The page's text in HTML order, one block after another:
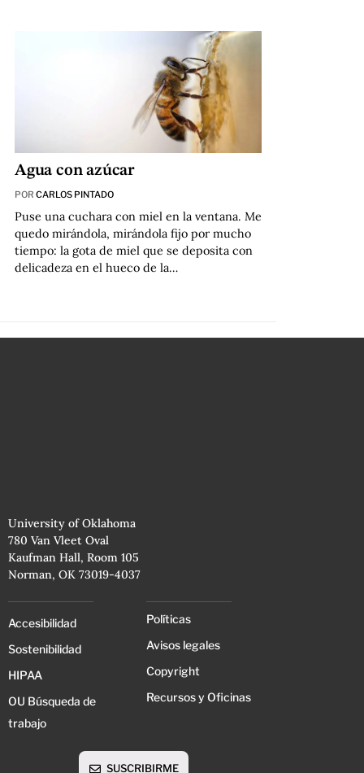
Agua con azúcar
POR CARLOS PINTADO
Puse una cuchara con miel en la ventana. Me
quedo mirándola, mirándola fijo por mucho
tiempo: la gota de miel que se deposita con
delicadeza en el hueco de la…
University of Oklahoma
780 Van Vleet Oval
Kaufman Hall, Room 105
Norman, OK 73019-4037
Accesibilidad
Sostenibilidad
HIPAA
OU Búsqueda de
trabajo
Políticas
Avisos legales
Copyright
Recursos y Oficinas
SUSCRIBIRME